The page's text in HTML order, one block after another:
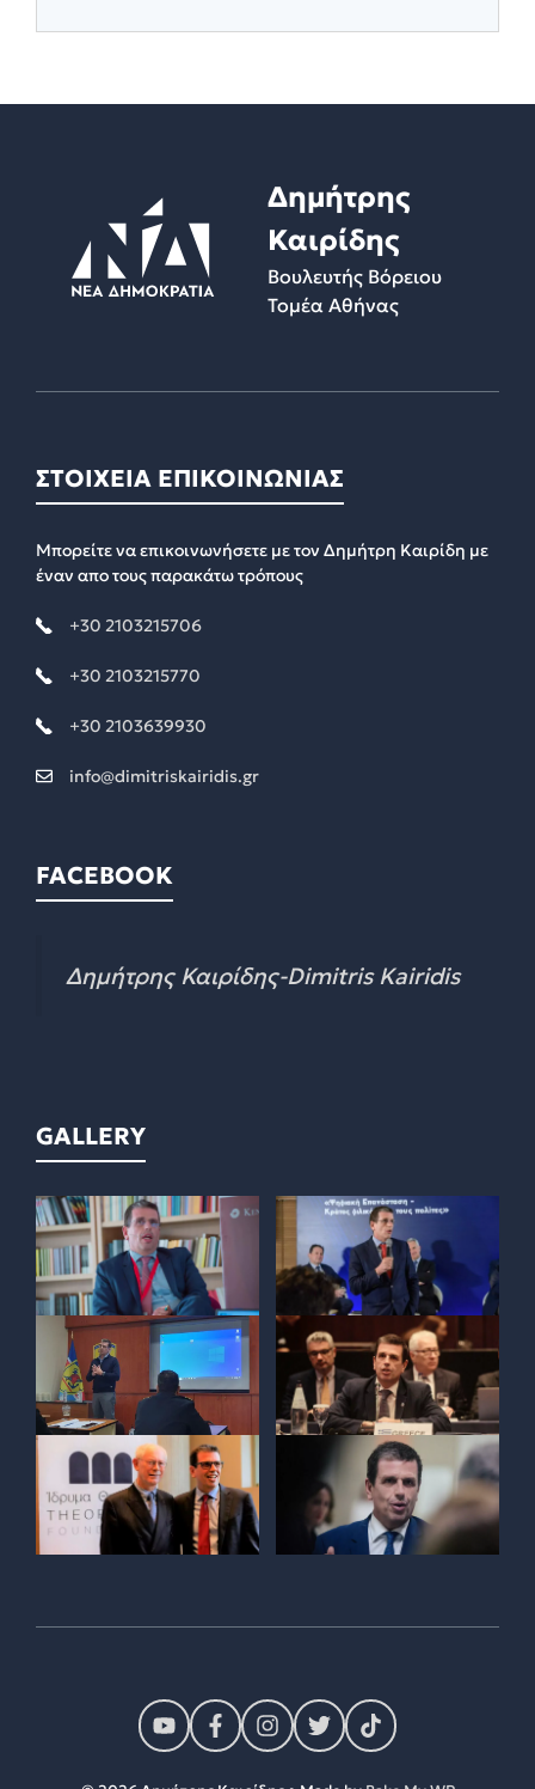
Δημήτρης
Καιρίδης
Βουλευτής Βόρειου
Τομέα Αθήνας
ΣΤΟΙΧΕΙΑ ΕΠΙΚΟΙΝΩΝΙΑΣ
Μπορείτε να επικοινωνήσετε με τον Δημήτρη Καιρίδη με
έναν απο τους παρακάτω τρόπους
+30 2103215706
+30 2103215770
+30 2103639930
info@dimitriskairidis.gr
FACEBOOK
© 2026 Δημήτρης Καιρίδης • Made byBake My WP